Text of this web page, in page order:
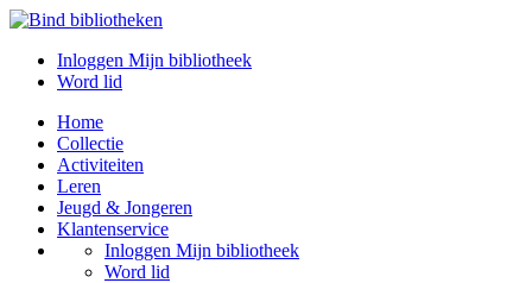
Inloggen Mijn bibliotheek
Word lid
Home
Collectie
Activiteiten
Leren
Jeugd & Jongeren
Klantenservice
Inloggen Mijn bibliotheek
Word lid